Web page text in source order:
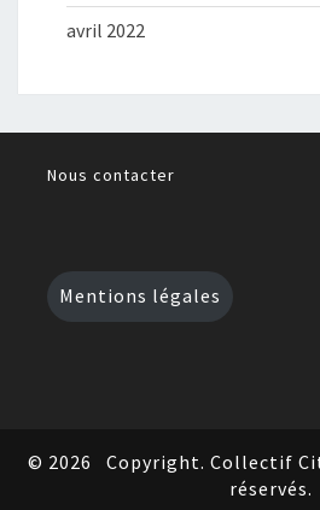
avril 2022
Nous contacter
Mentions légales
© 2026
Copyright. Collectif
réservés.